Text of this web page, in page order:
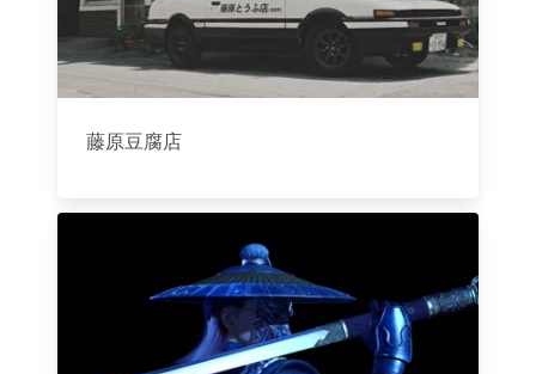
藤原豆腐店